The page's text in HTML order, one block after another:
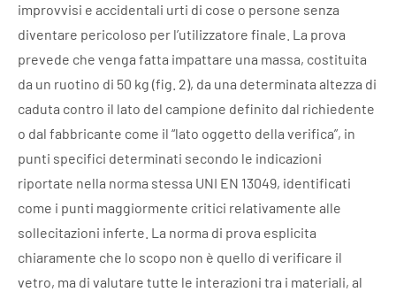
improvvisi e accidentali urti di cose o persone senza
diventare pericoloso per l’utilizzatore finale. La prova
prevede che venga fatta impattare una massa, costituita
da un ruotino di 50 kg (fig. 2), da una determinata altezza di
caduta contro il lato del campione definito dal richiedente
o dal fabbricante come il “lato oggetto della verifica”, in
punti specifici determinati secondo le indicazioni
riportate nella norma stessa UNI EN 13049, identificati
come i punti maggiormente critici relativamente alle
sollecitazioni inferte. La norma di prova esplicita
chiaramente che lo scopo non è quello di verificare il
vetro, ma di valutare tutte le interazioni tra i materiali, al